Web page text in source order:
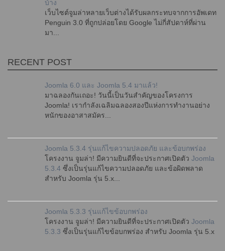
บ้าง
เว็บไซต์จูมล่าหลายเว็บต่างได้รับผลกระทบจากการอัพเดท
Penguin 3.0 ที่ถูกปล่อยโดย Google ไม่กี่สัปดาห์ที่ผ่าน
มา...
RECENT POST
Joomla 6.0 และ Joomla 5.4 มาแล้ว!
มาฉลองกันเถอะ! วันนี้เป็นวันสำคัญของโครงการ
Joomla! เรากำลังเฉลิมฉลองสองปีแห่งการทำงานอย่าง
หนักของอาสาสมัคร...
Joomla 5.3.4 รุ่นแก้ไขความปลอดภัย และข้อบกพร่อง
โครงงาน จูมล่า! มีความยินดีที่จะประกาศเปิดตัว Joomla
5.3.4 ซึ่งเป็นรุ่นแก้ไขความปลอดภัย และข้อผิดพลาด
สำหรับ Joomla รุ่น 5.x...
Joomla 5.3.3 รุ่นแก้ไขข้อบกพร่อง
โครงงาน จูมล่า! มีความยินดีที่จะประกาศเปิดตัว Joomla
5.3.3 ซึ่งเป็นรุ่นแก้ไขข้อบกพร่อง สำหรับ Joomla รุ่น 5.x